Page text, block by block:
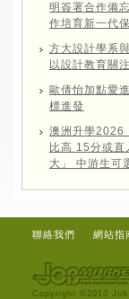
明簽署合作備
作培育新一代
方大設計學系
以設計教育關
歐倩怡加點愛
標進發
澳洲升學
比高 15分或直
大」 中游生可
聯絡我們 網站指
Copyright ©2013